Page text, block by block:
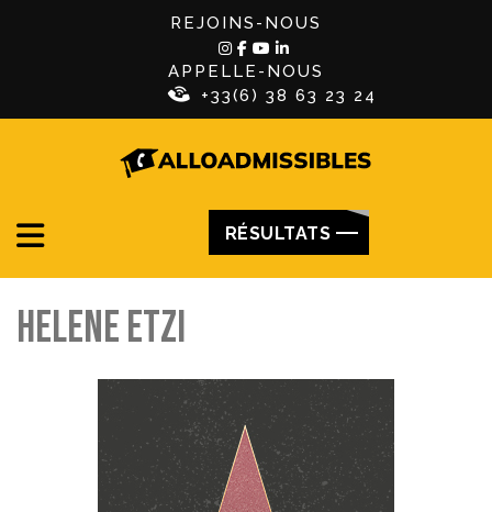
REJOINS-NOUS
APPELLE-NOUS
+33(6) 38 63 23 24
RÉSULTATS
HELENE ETZI